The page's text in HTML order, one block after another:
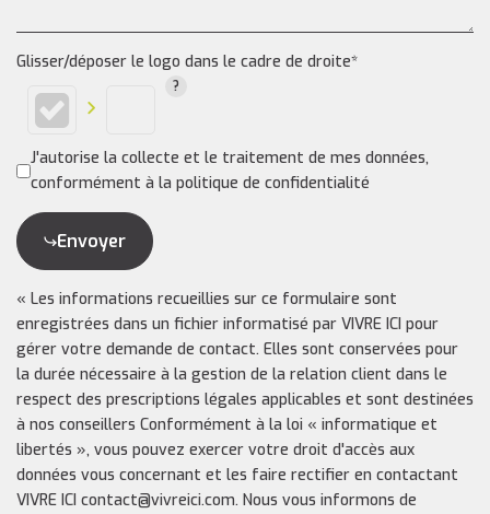
Glisser/déposer le logo dans le cadre de droite*
J'autorise la collecte et le traitement de mes données,
conformément à la politique de confidentialité
Envoyer
« Les informations recueillies sur ce formulaire sont
enregistrées dans un fichier informatisé par VIVRE ICI pour
gérer votre demande de contact. Elles sont conservées pour
la durée nécessaire à la gestion de la relation client dans le
respect des prescriptions légales applicables et sont destinées
à nos conseillers Conformément à la loi « informatique et
libertés », vous pouvez exercer votre droit d'accès aux
données vous concernant et les faire rectifier en contactant
VIVRE ICI contact@vivreici.com. Nous vous informons de